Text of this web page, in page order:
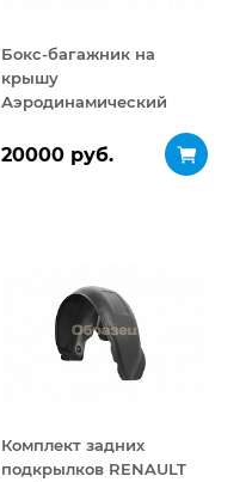
Бокс-багажник на
крышу
Аэродинамический
20000 руб.
Комплект задних
подкрылков RENAULT